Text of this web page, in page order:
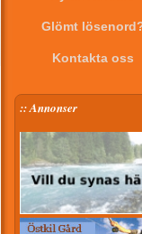
Glömt
Kontakta oss
:: Annonser